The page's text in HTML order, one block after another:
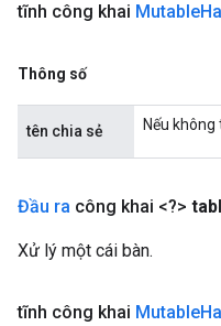
tĩnh công khai Mutable
Thông số
tên chia sẻ Nếu
Đầu ra công khai <?>
Xử lý một cái bàn.
tĩnh công khai Mutable